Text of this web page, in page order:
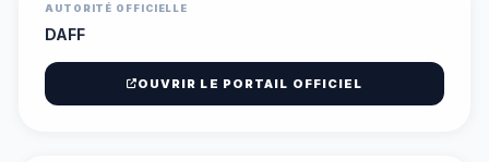
AUTORITÉ OFFICIELLE
DAFF
OUVRIR LE PORTAIL OFFICIEL